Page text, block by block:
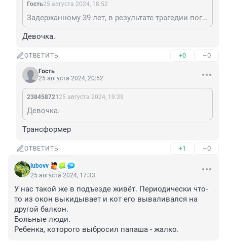
Гость25 августа 2024, 18:52
Задержанному 39 лет, в результате трагедии погибли 36-летняя женщина и ее сын —мальчик родился в прошлом году
Девочка.
ОТВЕТИТЬ +0 –0
Гость
25 августа 2024, 20:52
238458721 25 августа 2024, 19:39
Девочка.
Трансформер
ОТВЕТИТЬ +1 –0
lubovv
25 августа 2024, 17:33
У нас такой же в подъезде живёт. Периодически что-
то из окон выкидывает и кот его вываливался на
другой балкон.
Больные люди.
Ребенка, которого выбросил папаша - жалко.